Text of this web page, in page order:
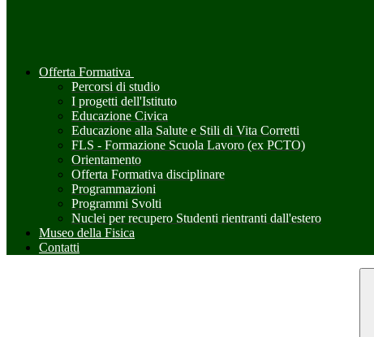
Offerta Formativa
Percorsi di studio
I progetti dell'Istituto
Educazione Civica
Educazione alla Salute e Stili di Vita Corretti
FLS - Formazione Scuola Lavoro (ex PCTO)
Orientamento
Offerta Formativa disciplinare
Programmazioni
Programmi Svolti
Nuclei per recupero Studenti rientranti dall'estero
Museo della Fisica
Contatti